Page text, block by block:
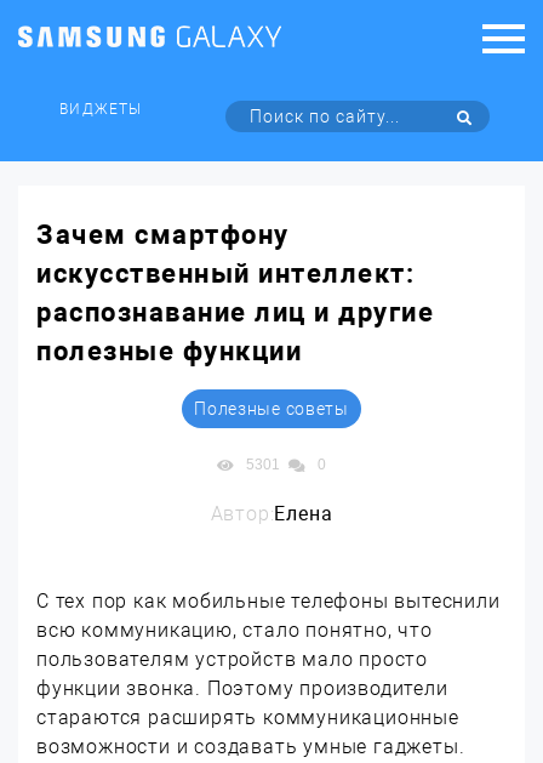
ВИДЖЕТЫ
Зачем смартфону
искусственный интеллект:
распознавание лиц и другие
полезные функции
Полезные советы
5301 0
Автор:Елена
С тех пор как мобильные телефоны вытеснили
всю коммуникацию, стало понятно, что
пользователям устройств мало просто
функции звонка. Поэтому производители
стараются расширять коммуникационные
возможности и создавать умные гаджеты.